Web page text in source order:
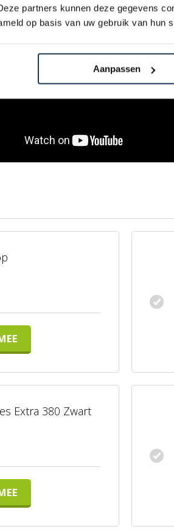
partners kunnen deze gegevens
op basis van uw gebruik van hun
Aanpassen
Extra 380 Zwart